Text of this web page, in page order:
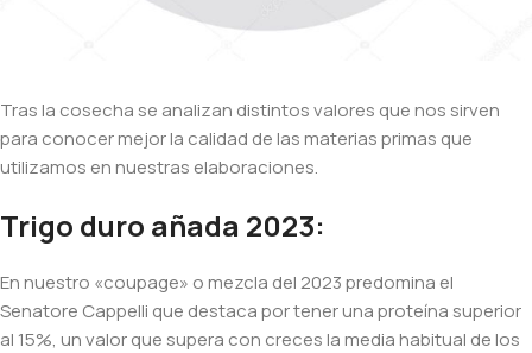
Tras la cosecha se analizan distintos valores que nos sirven
para conocer mejor la calidad de las materias primas que
utilizamos en nuestras elaboraciones.
Trigo duro añada 2023:
En nuestro «coupage» o mezcla del 2023 predomina el
Senatore Cappelli que destaca por tener una proteína superior
al 15%, un valor que supera con creces la media habitual de los